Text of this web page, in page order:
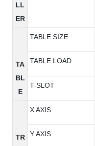
LL
ER
TA
BL
E
TABLE SIZE
TABLE LOAD
T-SLOT
TR
X AXIS
Y AXIS